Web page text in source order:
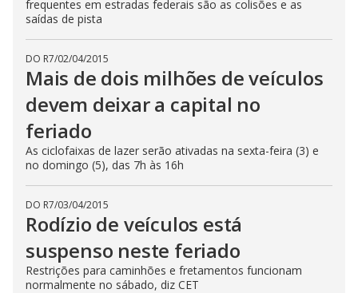
frequentes em estradas federais são as colisões e as
saídas de pista
DO R7/02/04/2015
Mais de dois milhões de veículos
devem deixar a capital no
feriado
As ciclofaixas de lazer serão ativadas na sexta-feira (3) e
no domingo (5), das 7h às 16h
DO R7/03/04/2015
Rodízio de veículos está
suspenso neste feriado
Restrições para caminhões e fretamentos funcionam
normalmente no sábado, diz CET